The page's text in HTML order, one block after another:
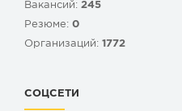
Вакансий: 245
Резюме: 0
Организаций: 1772
СОЦСЕТИ